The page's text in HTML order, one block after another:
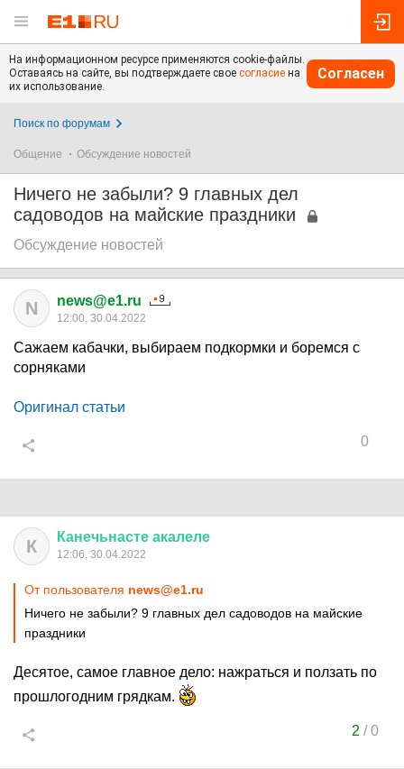
На информационном ресурсе применяются cookie-файлы.
Оставаясь на сайте, вы подтверждаете свое согласие на
их использование.
Согласен
Поиск по форумам
Общение Обсуждение новостей
Ничего не забыли? 9 главных дел
садоводов на майские праздники
Обсуждение новостей
N news@e1.ru
12:00, 30.04.2022
Сажаем кабачки, выбираем подкормки и боремся с
сорняками
Оригинал статьи
0
К Канечьнасте акалеле
12:06, 30.04.2022
От пользователя news@e1.ru
Ничего не забыли? 9 главных дел садоводов на майские
праздники
Десятое, самое главное дело: нажраться и ползать по
прошлогодним грядкам.
2 /0